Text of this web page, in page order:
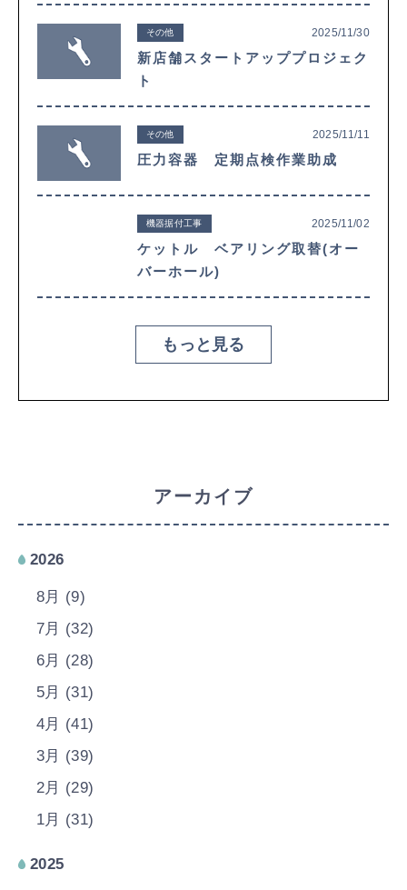
その他 2025/11/30
新店舗スタートアッププロジェク
ト
その他 2025/11/11
圧力容器 定期点検作業助成
機器据付工事 2025/11/02
ケットル ベアリング取替(オー
バーホール)
もっと見る
アーカイブ
2026
8月 (9)
7月 (32)
6月 (28)
5月 (31)
4月 (41)
3月 (39)
2月 (29)
1月 (31)
2025